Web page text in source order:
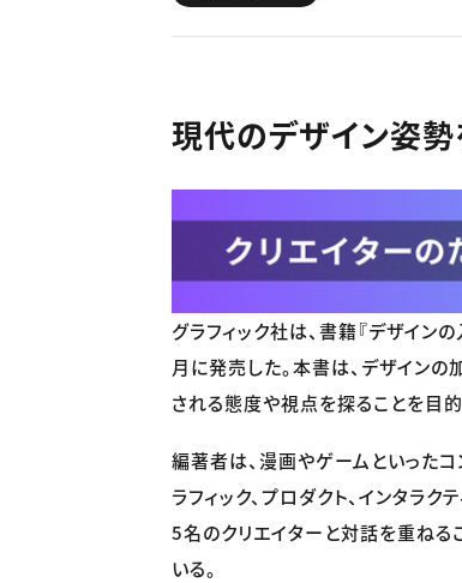
現代のデザイン姿
グラフィック社は、書籍『デザイ
月に発売した。本書は、デザイン
される態度や視点を探ることを目
編著者は、漫画やゲームといった
ラフィック、プロダクト、インタラ
5名のクリエイターと対話を重ねる
いる。